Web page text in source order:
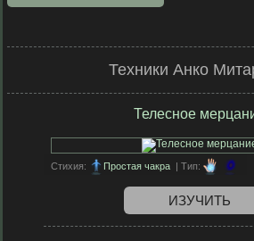
Техники Анко
Телесное
Стихия: Простая чакра | Тип:
ИЗУЧИТЬ